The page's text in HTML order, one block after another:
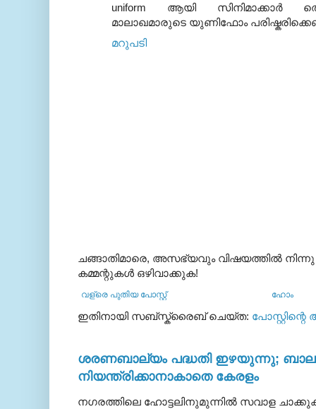
uniform ആയി സിനിമാക്കാര്‍
മാലാഖമാരുടെ യുണിഫോം
മറുപടി
ചങ്ങാതിമാരെ, അസഭ്യവും വിഷയത്തില്‍ നിന്നു
കമ്മന്റുകള്‍ ഒഴിവാക്കുക!
വള്രെ പുതിയ പോസ്റ്റ് ഹോം
ഇതിനായി സബ്‌സ്ക്രൈബ് ചെയ്ത:
ശരണബാല്യം പദ്ധതി ഇഴയുന്നു;
നിയന്ത്രിക്കാനാകാതെ കേരളം
നഗരത്തിലെ ഹോട്ടലിനുമുന്നിൽ സവാള